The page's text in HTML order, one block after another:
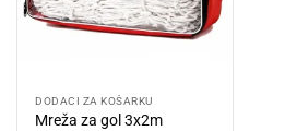
DODACI ZA KOŠARKU
Mreža za gol 3x2m